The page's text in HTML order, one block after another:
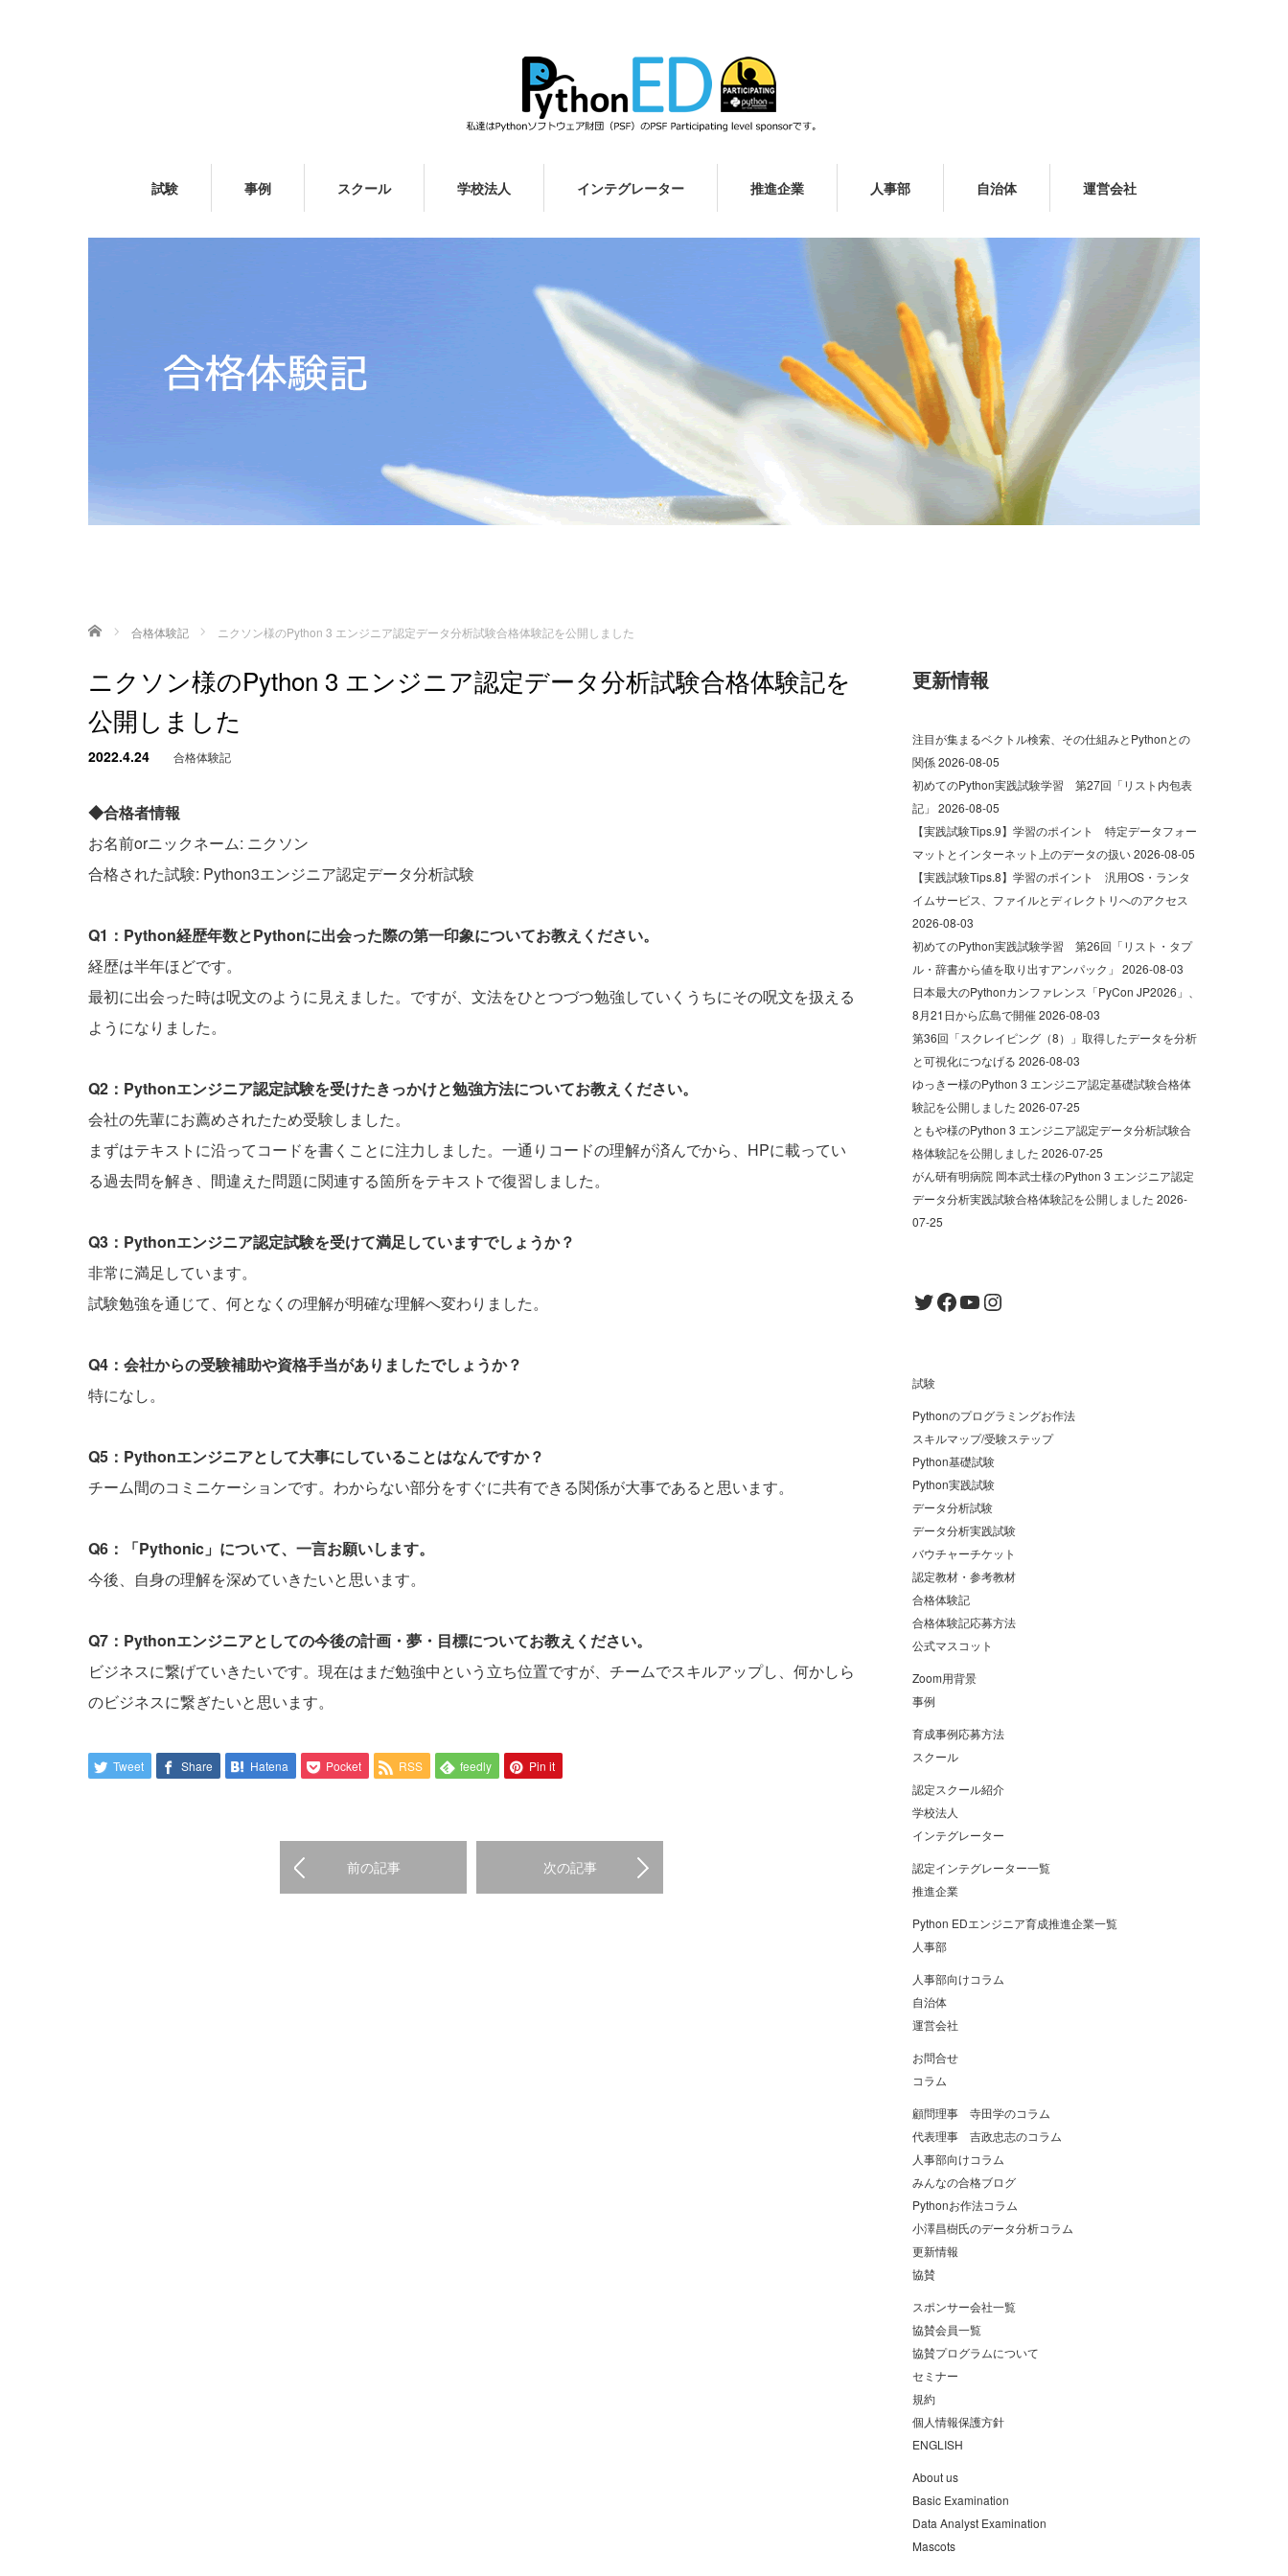
試験 事例 スクール 学校法人 インテグレーター 推進企業 人事部 自治体 運営会社
ホーム 合格体験記 ニクソン様のPython 3 エンジニア認定データ分析試験合格体験記を公開しました
ニクソン様のPython 3 エンジニア認定データ分析試験合格体験記を
公開しました
2022.4.24 合格体験記
◆合格者情報
お名前orニックネーム: ニクソン
合格された試験: Python3エンジニア認定データ分析試験
Q1：Python経歴年数とPythonに出会った際の第一印象についてお教えください。
経歴は半年ほどです。
最初に出会った時は呪文のように見えました。ですが、文法をひとつづつ勉強していくうちにその呪文を扱える
ようになりました。
Q2：Pythonエンジニア認定試験を受けたきっかけと勉強方法についてお教えください。
会社の先輩にお薦めされたため受験しました。
まずはテキストに沿ってコードを書くことに注力しました。一通りコードの理解が済んでから、HPに載ってい
る過去問を解き、間違えた問題に関連する箇所をテキストで復習しました。
Q3：Pythonエンジニア認定試験を受けて満足していますでしょうか？
非常に満足しています。
試験勉強を通じて、何となくの理解が明確な理解へ変わりました。
Q4：会社からの受験補助や資格手当がありましたでしょうか？
特になし。
Q5：Pythonエンジニアとして大事にしていることはなんですか？
チーム間のコミニケーションです。わからない部分をすぐに共有できる関係が大事であると思います。
Q6：「Pythonic」について、一言お願いします。
今後、自身の理解を深めていきたいと思います。
Q7：Pythonエンジニアとしての今後の計画・夢・目標についてお教えください。
ビジネスに繋げていきたいです。現在はまだ勉強中という立ち位置ですが、チームでスキルアップし、何かしら
のビジネスに繋ぎたいと思います。
Tweet Share Hatena Pocket RSS feedly Pin it
前の記事 次の記事
更新情報
注目が集まるベクトル検索、その仕組みとPythonとの
関係2026-08-05
初めてのPython実践試験学習 第27回「リスト内包表
記」 2026-08-05
【実践試験Tips.9】学習のポイント 特定データフォー
マットとインターネット上のデータの扱い2026-08-05
【実践試験Tips.8】学習のポイント 汎用OS・ランタ
イムサービス、ファイルとディレクトリへのアクセス
2026-08-03
初めてのPython実践試験学習 第26回「リスト・タプ
ル・辞書から値を取り出すアンパック」 2026-08-03
日本最大のPythonカンファレンス「PyCon JP2026」、
8月21日から広島で開催2026-08-03
第36回「スクレイピング（8）」取得したデータを分析
と可視化につなげる 2026-08-03
ゆっきー様のPython 3 エンジニア認定基礎試験合格体
験記を公開しました 2026-07-25
ともや様のPython 3 エンジニア認定データ分析試験合
格体験記を公開しました 2026-07-25
がん研有明病院 岡本武士様のPython 3 エンジニア認定
データ分析実践試験合格体験記を公開しました 2026-
07-25
Twitter
Facebook
YouTube
Instagram
試験
Pythonのプログラミングお作法
スキルマップ/受験ステップ
Python基礎試験
Python実践試験
データ分析試験
データ分析実践試験
バウチャーチケット
認定教材・参考教材
合格体験記
合格体験記応募方法
公式マスコット
Zoom用背景
事例
育成事例応募方法
スクール
認定スクール紹介
学校法人
インテグレーター
認定インテグレーター一覧
推進企業
Python EDエンジニア育成推進企業一覧
人事部
人事部向けコラム
自治体
運営会社
お問合せ
コラム
顧問理事 寺田学のコラム
代表理事 吉政忠志のコラム
人事部向けコラム
みんなの合格ブログ
Pythonお作法コラム
小澤昌樹氏のデータ分析コラム
更新情報
協賛
スポンサー会社一覧
協賛会員一覧
協賛プログラムについて
セミナー
規約
個人情報保護方針
ENGLISH
About us
Basic Examination
Data Analyst Examination
Mascots